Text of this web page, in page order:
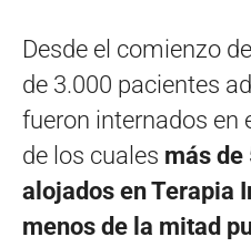
Desde el comienzo
de 3.000 pacientes
fueron internados en
de los cuales más
alojados en Terapia
menos de la mitad